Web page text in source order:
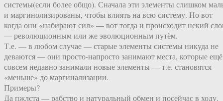
системы(если более общо). Сначала эти элементы слишком
и маргинолизированы, чтобы влиять на всю систему. Но вот
когда они «набирают сил» — вот тогда и происходит некий
— революционным или же эволюционным путём.
Т.е. — в любом случае — старые элементы системы никуда не
деваются — они просто-напросто занимают места, которые ещё
совсем недавно занимали новые элементы — т.е. становятся
«меньше» до маргинализации.
Примеры?
Да пжлста — рабство и натуральный обмен и посейчас в ходу.